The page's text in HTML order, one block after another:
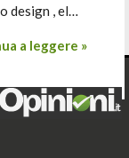
design , el…
a leggere »